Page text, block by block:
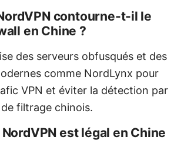
contourne-t-il le
en Chine ?
des serveurs obfusqués et des
comme NordLynx pour
VPN et éviter la détection par
filtrage chinois.
est légal en Chine